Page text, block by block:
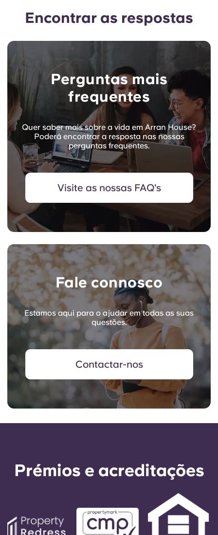
Encontrar as respostas
Perguntas mais
frequentes
Quer saber mais sobre a vida em Arran House?
Poderá encontrar a resposta nas nossas
perguntas frequentes.
Visite as nossas FAQ's
Fale connosco
Estamos aqui para o ajudar em todas as suas
questões.
Contactar-nos
Prémios e acreditações